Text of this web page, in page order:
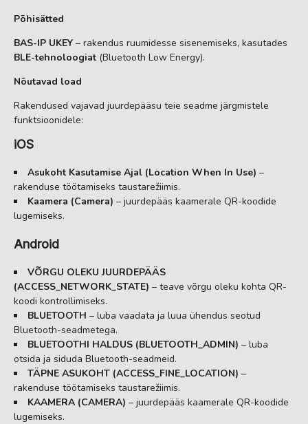
Põhisätted
BAS-IP UKEY – rakendus ruumidesse sisenemiseks, kasutades
BLE-tehnoloogiat (Bluetooth Low Energy).
Nõutavad load
Rakendused vajavad juurdepääsu teie seadme järgmistele
funktsioonidele:
iOS
Asukoht Kasutamise Ajal (Location When In Use) –
rakenduse töötamiseks taustarežiimis.
Kaamera (Camera) – juurdepääs kaamerale QR-koodide
lugemiseks.
Android
VÕRGU OLEKU JUURDEPÄÄS
(ACCESS_NETWORK_STATE) – teave võrgu oleku kohta QR-
koodi kontrollimiseks.
BLUETOOTH – luba vaadata ja luua ühendus seotud
Bluetooth-seadmetega.
BLUETOOTHI HALDUS (BLUETOOTH_ADMIN) – luba
otsida ja siduda Bluetooth-seadmeid.
TÄPNE ASUKOHT (ACCESS_FINE_LOCATION) –
rakenduse töötamiseks taustarežiimis.
KAAMERA (CAMERA) – juurdepääs kaamerale QR-koodide
lugemiseks.